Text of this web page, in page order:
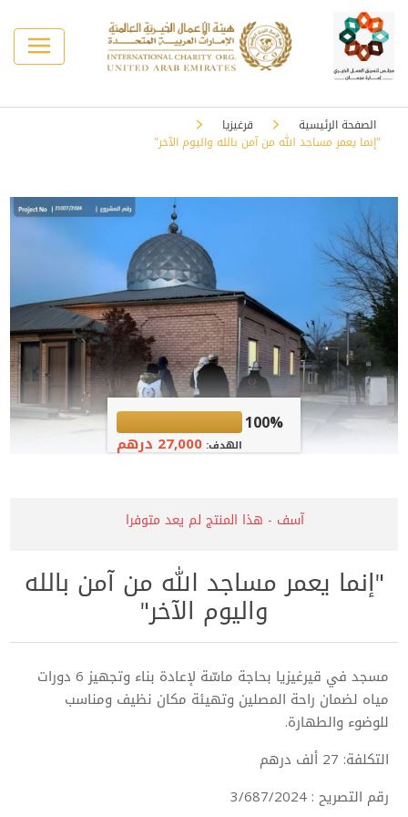
الصفحة الرئيسية
قرغيزيا
"إنما يعمر مساجد الله من آمن بالله واليوم الآخر"
100%
الهدف:27,000 درهم
آسف - هذا المنتج لم يعد متوفرا
"إنما يعمر مساجد الله من آمن بالله
واليوم الآخر"
مسجد في قيرغيزيا بحاجة ماسّة لإعادة بناء وتجهيز 6 دورات
مياه لضمان راحة المصلين وتهيئة مكان نظيف ومناسب
للوضوء والطهارة.
التكلفة: 27 ألف درهم
رقم التصريح : 3/687/2024